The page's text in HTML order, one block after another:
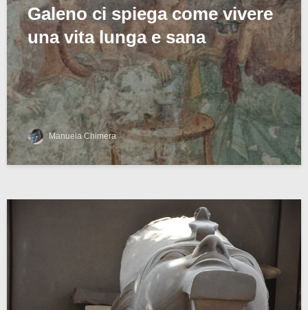
Galeno ci spiega come vivere
una vita lunga e sana
Manuela Chimera